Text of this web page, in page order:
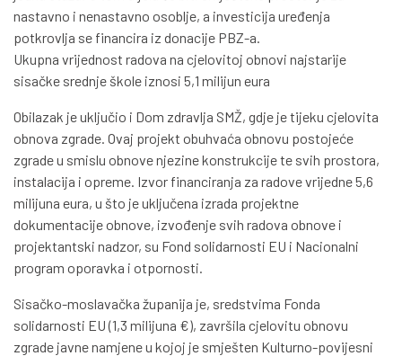
nastavno i nenastavno osoblje, a investicija uređenja
potkrovlja se financira iz donacije PBZ-a.
Ukupna vrijednost radova na cjelovitoj obnovi najstarije
sisačke srednje škole iznosi 5,1 milijun eura
Obilazak je uključio i Dom zdravlja SMŽ, gdje je tijeku cjelovita
obnova zgrade. Ovaj projekt obuhvaća obnovu postojeće
zgrade u smislu obnove njezine konstrukcije te svih prostora,
instalacija i opreme. Izvor financiranja za radove vrijedne 5,6
milijuna eura, u što je uključena izrada projektne
dokumentacije obnove, izvođenje svih radova obnove i
projektantski nadzor, su Fond solidarnosti EU i Nacionalni
program oporavka i otpornosti.
Sisačko-moslavačka županija je, sredstvima Fonda
solidarnosti EU (1,3 milijuna €), završila cjelovitu obnovu
zgrade javne namjene u kojoj je smješten Kulturno-povijesni